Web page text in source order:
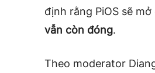
định rằng PiOS sẽ
vẫn còn đóng.
Theo moderator